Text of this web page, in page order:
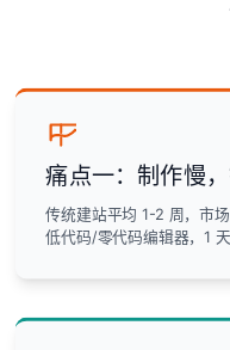
痛点一：制作慢
传统建站平均 1-2 周，市
低代码/零代码编辑器，1